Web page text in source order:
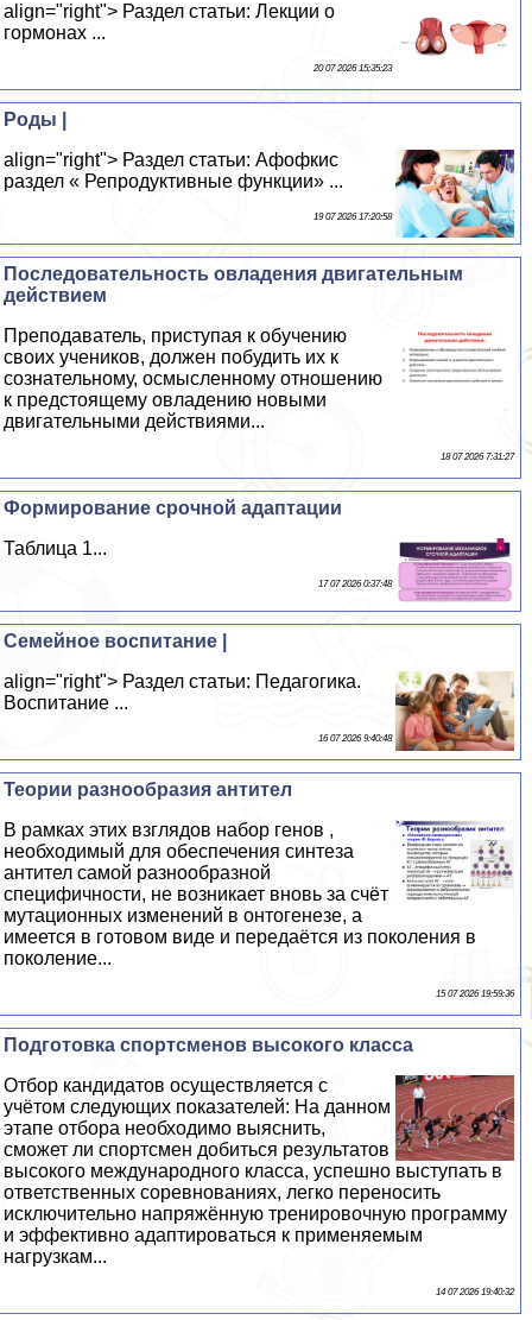
align="right"> Раздел статьи: Лекции о
гормонах ...
20 07 2026 15:35:23
Роды |
align="right"> Раздел статьи: Афофкис
раздел « Репродуктивные функции» ...
19 07 2026 17:20:58
Последовательность овладения двигательным
действием
Преподаватель, приступая к обучению
своих учеников, должен побудить их к
сознательному, осмысленному отношению
к предстоящему овладению новыми
двигательными действиями...
18 07 2026 7:31:27
Формирование срочной адаптации
Таблица 1...
17 07 2026 0:37:48
Семейное воспитание |
align="right"> Раздел статьи: Педагогика.
Воспитание ...
16 07 2026 9:40:48
Теории разнообразия антител
В рамках этих взглядов набор генов ,
необходимый для обеспечения синтеза
антител самой разнообразной
специфичности, не возникает вновь за счёт
мутационных изменений в онтогенезе, а
имеется в готовом виде и передаётся из поколения в
поколение...
15 07 2026 19:59:36
Подготовка спортсменов высокого класса
Отбор кандидатов осуществляется с
учётом следующих показателей: На данном
этапе отбора необходимо выяснить,
сможет ли спортсмен добиться результатов
высокого международного класса, успешно выступать в
ответственных соревнованиях, легко переносить
исключительно напряжённую тренировочную программу
и эффективно адаптироваться к применяемым
нагрузкам...
14 07 2026 19:40:32